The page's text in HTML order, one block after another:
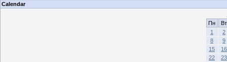
Calendar
Пн
Вт
1
2
8
9
15
16
22
23